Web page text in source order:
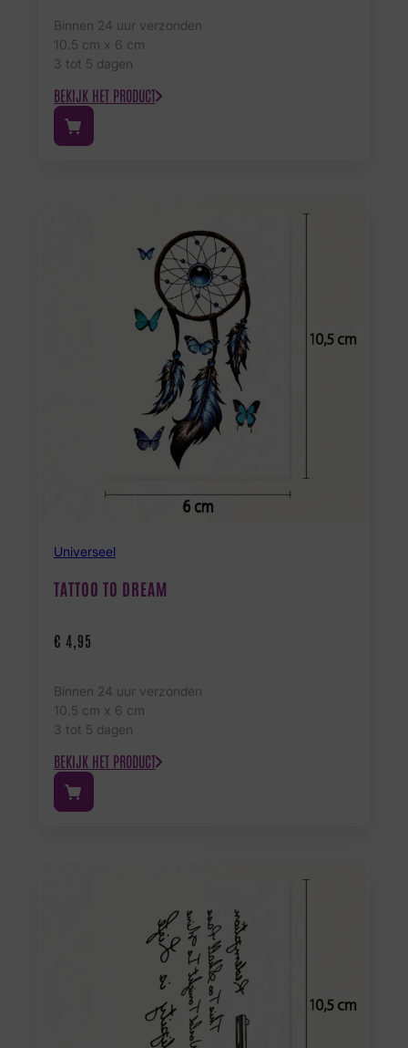
Binnen 24 uur verzonden
10.5 cm x 6 cm
3 tot 5 dagen
BEKIJK HET PRODUCT
Universeel
TATTOO TO DREAM
€ 4,95
Binnen 24 uur verzonden
10.5 cm x 6 cm
3 tot 5 dagen
BEKIJK HET PRODUCT